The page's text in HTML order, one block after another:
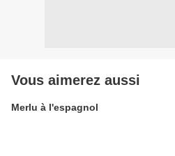
Vous aimerez aussi
Merlu à l'espagnol